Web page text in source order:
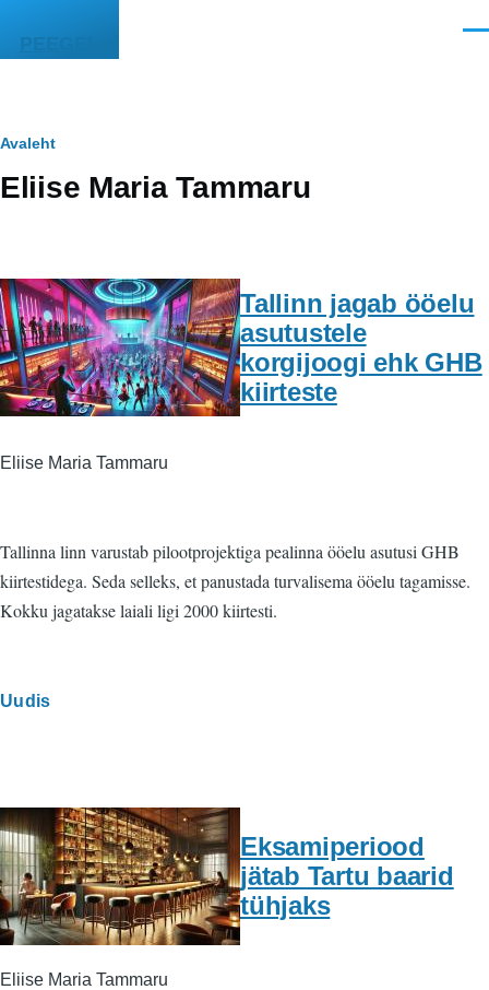
PEEGEL
Leivapuru
Avaleht
Eliise Maria Tammaru
Tallinn jagab ööelu
asutustele
korgijoogi ehk GHB
kiirteste
Eliise Maria Tammaru
Tallinna linn varustab pilootprojektiga pealinna ööelu asutusi GHB
kiirtestidega. Seda selleks, et panustada turvalisema ööelu tagamisse.
Kokku jagatakse laiali ligi 2000 kiirtesti.
Uudis
Eksamiperiood
jätab Tartu baarid
tühjaks
Eliise Maria Tammaru